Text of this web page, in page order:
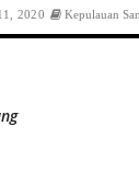
2020 Kepulauan